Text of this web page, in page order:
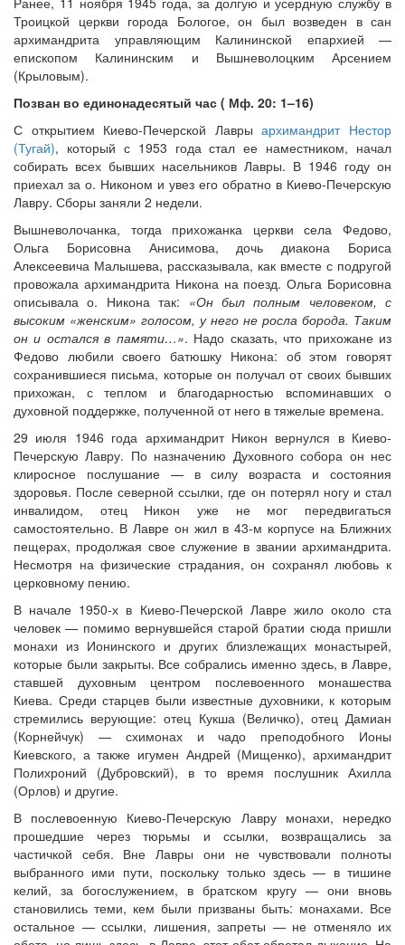
Троицкой церкви города Бологое, он был возведен в сан
архимандрита управляющим Калининской епархией —
епископом Калининским и Вышневолоцким Арсением
(Крыловым).
Позван во единонадесятый час ( Мф. 20: 1–16)
С открытием Киево-Печерской Лаврыархимандрит Нестор
(Тугай), который с 1953 года стал ее наместником, начал
собирать всех бывших насельников Лавры. В 1946 году он
приехал за о. Никоном и увез его обратно в Киево-Печерскую
Лавру. Сборы заняли 2 недели.
Вышневолочанка, тогда прихожанка церкви села Федово,
Ольга Борисовна Анисимова, дочь диакона Бориса
Алексеевича Малышева, рассказывала, как вместе с подругой
провожала архимандрита Никона на поезд. Ольга Борисовна
описывала о. Никона так: «Он был полным человеком, с
высоким «женским» голосом, у него не росла борода. Таким
он и остался в памяти…». Надо сказать, что прихожане из
Федово любили своего батюшку Никона: об этом говорят
сохранившиеся письма, которые он получал от своих бывших
прихожан, с теплом и благодарностью вспоминавших о
духовной поддержке, полученной от него в тяжелые времена.
29 июля 1946 года архимандрит Никон вернулся в Киево-
Печерскую Лавру. По назначению Духовного собора он нес
клиросное послушание — в силу возраста и состояния
здоровья. После северной ссылки, где он потерял ногу и стал
инвалидом, отец Никон уже не мог передвигаться
самостоятельно. В Лавре он жил в 43-м корпусе на Ближних
пещерах, продолжая свое служение в звании архимандрита.
Несмотря на физические страдания, он сохранял любовь к
церковному пению.
В начале 1950-х в Киево-Печерской Лавре жило около ста
человек — помимо вернувшейся старой братии сюда пришли
монахи из Ионинского и других близлежащих монастырей,
которые были закрыты. Все собрались именно здесь, в Лавре,
ставшей духовным центром послевоенного монашества
Киева. Среди старцев были известные духовники, к которым
стремились верующие: отец Кукша (Величко), отец Дамиан
(Корнейчук) — схимонах и чадо преподобного Ионы
Киевского, а также игумен Андрей (Мищенко), архимандрит
Полихроний (Дубровский), в то время послушник Ахилла
(Орлов) и другие.
В послевоенную Киево-Печерскую Лавру монахи, нередко
прошедшие через тюрьмы и ссылки, возвращались за
частичкой себя. Вне Лавры они не чувствовали полноты
выбранного ими пути, поскольку только здесь — в тишине
келий, за богослужением, в братском кругу — они вновь
становились теми, кем были призваны быть: монахами. Все
остальное — ссылки, лишения, запреты — не отменяло их